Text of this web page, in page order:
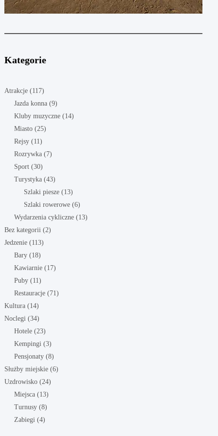
Kategorie
Atrakcje (117)
Jazda konna (9)
Kluby muzyczne (14)
Miasto (25)
Rejsy (11)
Rozrywka (7)
Sport (30)
Turystyka (43)
Szlaki piesze (13)
Szlaki rowerowe (6)
Wydarzenia cykliczne (13)
Bez kategorii (2)
Jedzenie (113)
Bary (18)
Kawiarnie (17)
Puby (11)
Restauracje (71)
Kultura (14)
Noclegi (34)
Hotele (23)
Kempingi (3)
Pensjonaty (8)
Służby miejskie (6)
Uzdrowisko (24)
Miejsca (13)
Turnusy (8)
Zabiegi (4)